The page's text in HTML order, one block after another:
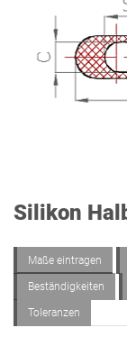
Silikon
Maße eintragen
Beständigkeiten
Toleranzen